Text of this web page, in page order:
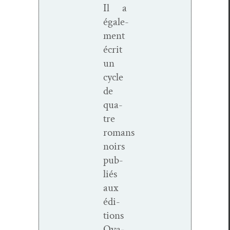
Il a
égale­
ment
écrit
un
cycle
de
qua­
tre
romans
noirs
pub­
liés
aux
édi­
tions